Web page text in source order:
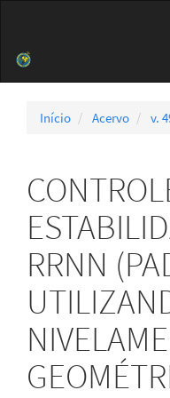
Barra
Início Acervo v.
RRNN